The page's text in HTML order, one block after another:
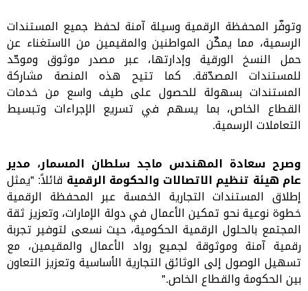
وتوفّر المحفظة الرقمية وسيلة آمنة لحفظ جميع المستندات
الرسمية، مما يمكّن المواطنين والمقيمين من الاستغناء عن
حمل النسخ الورقية وإدارتها، عبر مصدر موثوق وموحّد
للمستندات المصدّقة. كما تتيح هذه المنصة مشاركة
المستندات بسهولة للحصول على طيف واسع من خدمات
القطاع الخاص، بما يسهم في تسريع الإجراءات وتبسيط
التعاملات الرسمية.
وصرح سعادة المهندس ماجد سلطان المسمار، مدير
عام هيئة تنظيم الاتصالات والحكومة الرقمية قائلاً: "يمثل
إطلاق المستندات التجارية الخمسة عبر المحفظة الرقمية
خطوة نوعية نحو تمكين الأعمال في دولة الإمارات، وتعزيز ثقة
المجتمع بالحلول الرقمية الحكومية، حيث نسعى لتوفير تجربة
رقمية آمنة وموثوقة لجميع رواد الأعمال والمقيمين، مع
تسهيل الوصول إلى الوثائق التجارية الأساسية وتعزيز التعاون
بين الحكومة والقطاع الخاص."